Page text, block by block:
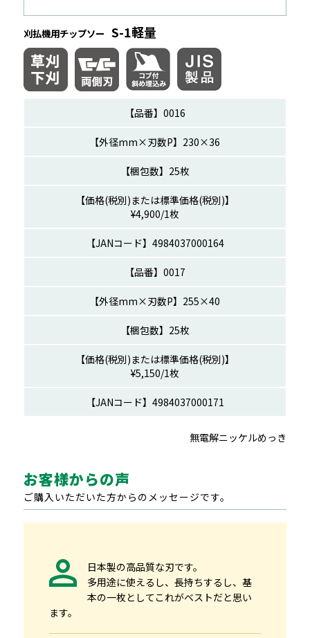
刈払機用チップソー S-1軽量
0016
230×36
25枚
¥4,900/1枚
00164
0017
255×40
25枚
¥5,150/1枚
00171
無電解ニッケルめっき
お客様からの声
ご購入いただいた方からのメッセージです。
日本製の高品質な刃です。
多用途に使えるし、長持ちするし、基
本の一枚としてこれがベストだと思い
ます。